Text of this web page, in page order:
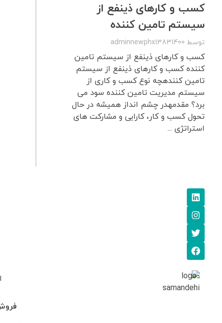
کسب و کارهای ذینفع از
سیستم تامین کننده
توسط adminnewphx13831400
کسب و کارهای ذینفع از سیستم تامین
کننده کسب و کارهای ذینفع از سیستم
تامین کنندهچه نوع کسب و کاری از
سیستم مدیریت تامین کننده سود می
برد؟ مقدمهدر چشم انداز همیشه در حال
تحول کسب و کار، کارایی و مشارکت های
استراتژی ...
فروش: